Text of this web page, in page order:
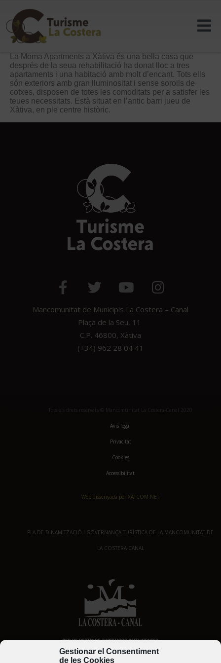
Gestionar el Consentiment
de les Cookies
La Moma Apartments a Xàtiva és una bella casa que
després de la seua rehabilitació ha donat lloc a tres
apartaments i una habitació amb molt d’encant. Tots ells
són exteriors amb gran lluminositat i sense sorolls de
cotxes, disposen de totes les comoditats per a satisfer les
teues necessitats. Està situat en l’antic barri jueu de
Xàtiva, en ple centre històric.
Mancomunitat de Municipis La Costera – Canal
Plaça de la Seu, 11
C.P. 46800, Xàtiva
(+34) 962 28 04 41
Avis legal
Privacitat
Cookies
Accessibilitat
Web dissenyada per XATCOM.NET
PLA DE DINAMITZACIÓ I GOVERNANÇA TURÍSTICA DE LA MANCOMUNITAT DE
LA COSTERA-CANAL